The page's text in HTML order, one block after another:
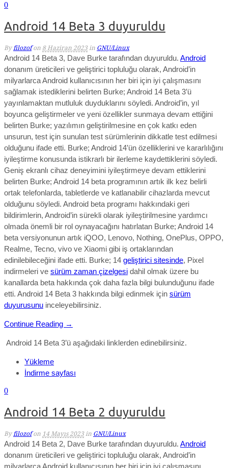
0
Android 14 Beta 3 duyuruldu
By filozof on 8 Haziran 2023 in GNU/Linux
Android 14 Beta 3, Dave Burke tarafından duyuruldu. Android
donanım üreticileri ve geliştirici topluluğu olarak, Android’in
milyarlarca Android kullanıcısının her biri için iyi çalışmasını
sağlamak istediklerini belirten Burke; Android 14 Beta 3’ü
yayınlamaktan mutluluk duyduklarını söyledi. Android’in, yıl
boyunca geliştirmeler ve yeni özellikler sunmaya devam ettiğini
belirten Burke; yazılımın geliştirilmesine en çok katkı eden
unsurun, test için sunulan test sürümlerinin dikkatle test edilmesi
olduğunu ifade etti. Burke; Android 14’ün özelliklerini ve kararlılığını
iyileştirme konusunda istikrarlı bir ilerleme kaydettiklerini söyledi.
Geniş ekranlı cihaz deneyimini iyileştirmeye devam ettiklerini
belirten Burke; Android 14 beta programının artık ilk kez belirli
ortak telefonlarda, tabletlerde ve katlanabilir cihazlarda mevcut
olduğunu söyledi. Android beta programı hakkındaki geri
bildirimlerin, Android’in sürekli olarak iyileştirilmesine yardımcı
olmada önemli bir rol oynayacağını hatırlatan Burke; Android 14
beta versiyonunun artık iQOO, Lenovo, Nothing, OnePlus, OPPO,
Realme, Tecno, vivo ve Xiaomi gibi iş ortaklarından
edinilebileceğini ifade etti. Burke; 14 geliştirici sitesinde, Pixel
indirmeleri ve sürüm zaman çizelgesi dahil olmak üzere bu
kanallarda beta hakkında çok daha fazla bilgi bulunduğunu ifade
etti. Android 14 Beta 3 hakkında bilgi edinmek için sürüm
duyurusunu inceleyebilirsiniz.
Continue Reading →
Android 14 Beta 3’ü aşağıdaki linklerden edinebilirsiniz.
Yükleme
İndirme sayfası
0
Android 14 Beta 2 duyuruldu
By filozof on 14 Mayıs 2023 in GNU/Linux
Android 14 Beta 2, Dave Burke tarafından duyuruldu. Android
donanım üreticileri ve geliştirici topluluğu olarak, Android’in
milyarlarca Android kullanıcısının her biri için iyi çalışmasını